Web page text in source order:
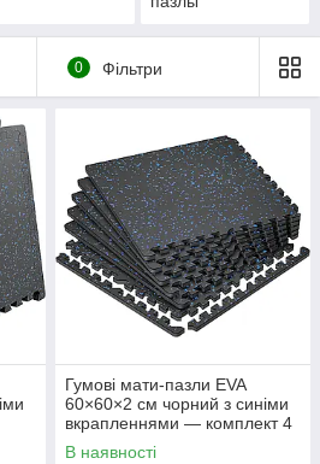
0 Фільтри
Гумові мати-пазли EVA
60×60×2 см чорний з синіми
вкрапленнями — комплект 4
шт
В наявності